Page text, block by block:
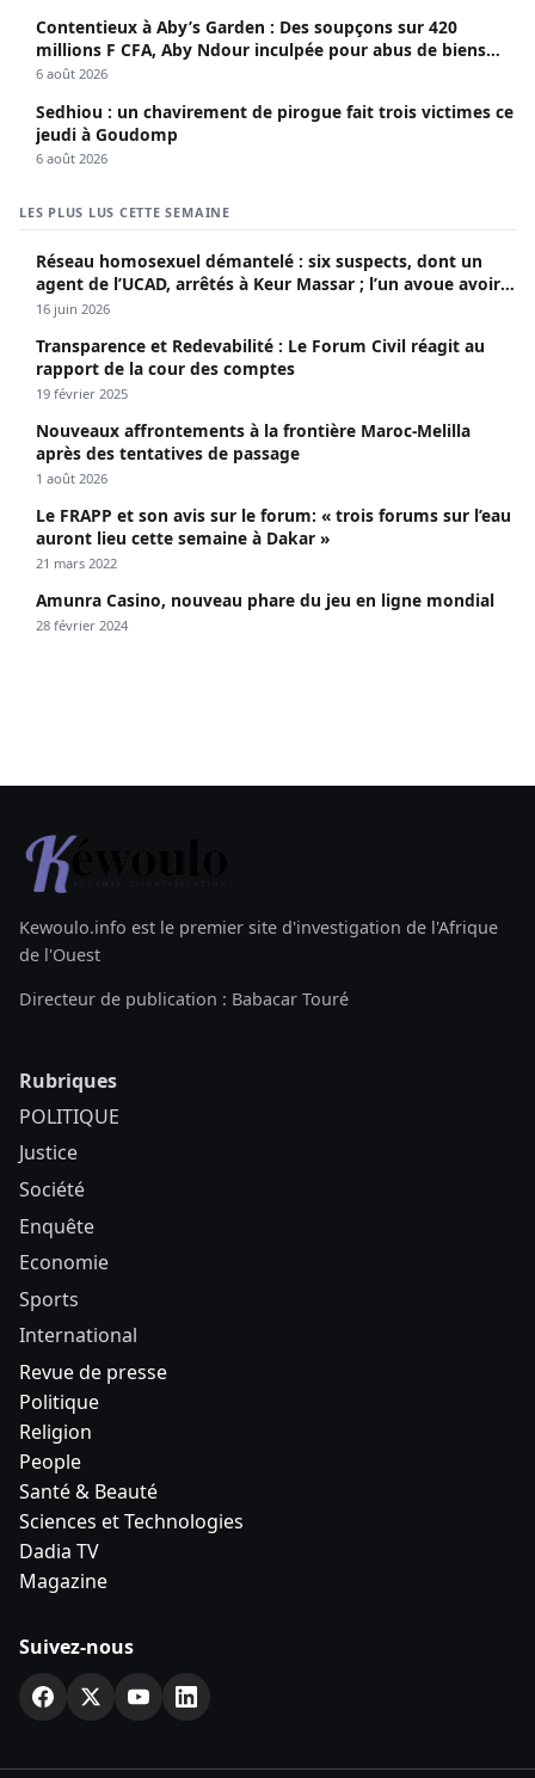
Contentieux à Aby’s Garden : Des soupçons sur 420
millions F CFA, Aby Ndour inculpée pour abus de biens
sociaux
6 août 2026
Sedhiou : un chavirement de pirogue fait trois victimes ce
jeudi à Goudomp
6 août 2026
LES PLUS LUS CETTE SEMAINE
Réseau homosexuel démantelé : six suspects, dont un
agent de l’UCAD, arrêtés à Keur Massar ; l’un avoue avoir
propagé le VIH depuis 2018
16 juin 2026
Transparence et Redevabilité : Le Forum Civil réagit au
rapport de la cour des comptes
19 février 2025
Nouveaux affrontements à la frontière Maroc-Melilla
après des tentatives de passage
1 août 2026
Le FRAPP et son avis sur le forum: « trois forums sur l’eau
auront lieu cette semaine à Dakar »
21 mars 2022
Amunra Casino, nouveau phare du jeu en ligne mondial
28 février 2024
Kewoulo.info est le premier site d'investigation de l'Afrique
de l'Ouest
Directeur de publication : Babacar Touré
Rubriques
POLITIQUE
Justice
Société
Enquête
Economie
Sports
International
Revue de presse
Politique
Religion
People
Santé & Beauté
Sciences et Technologies
Dadia TV
Magazine
Suivez-nous